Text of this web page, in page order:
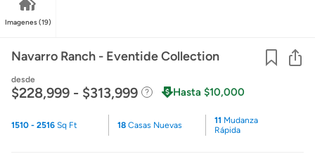
Imagenes(19)
Navarro Ranch - Eventide Collection
desde
$228,999 - $313,999 Hasta $10,000
1510 - 2516 Sq Ft 18Casas Nuevas 11 Mudanza
Rápida